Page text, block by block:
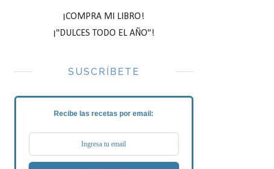
¡COMPRA MI LIBRO!
¡"DULCES TODO EL AÑO"!
SUSCRÍBETE
Recibe las recetas por email: